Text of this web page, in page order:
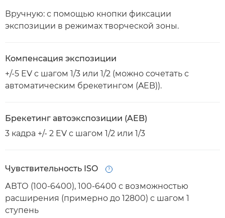
Вручную: с помощью кнопки фиксации
экспозиции в режимах творческой зоны.
Компенсация экспозиции
+/-5 EV с шагом 1/3 или 1/2 (можно сочетать с
автоматическим брекетингом (AEB)).
Брекетинг автоэкспозиции (AEB)
3 кадра +/- 2 EV с шагом 1/2 или 1/3
Чувствительность ISO
АВТО (100-6400), 100-6400 с возможностью
расширения (примерно до 12800) с шагом 1
ступень